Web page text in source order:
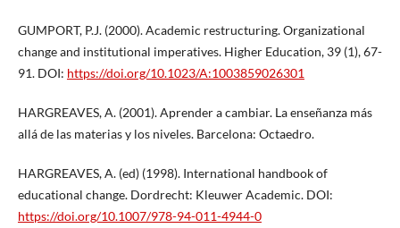
GUMPORT, P.J. (2000). Academic restructuring. Organizational
change and institutional imperatives. Higher Education, 39 (1), 67-
91. DOI: https://doi.org/10.1023/A:1003859026301
HARGREAVES, A. (2001). Aprender a cambiar. La enseñanza más
allá de las materias y los niveles. Barcelona: Octaedro.
HARGREAVES, A. (ed) (1998). International handbook of
educational change. Dordrecht: Kleuwer Academic. DOI:
https://doi.org/10.1007/978-94-011-4944-0